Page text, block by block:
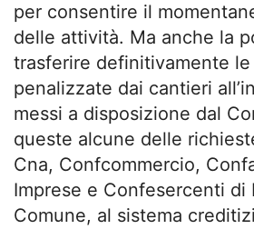
per consentire il
delle attività. Ma anche la
trasferire definitivamente
penalizzate dai cantieri
messi a disposizione dal
queste alcune delle
Cna, Confcommercio,
Imprese e Confesercenti di
Comune, al sistema